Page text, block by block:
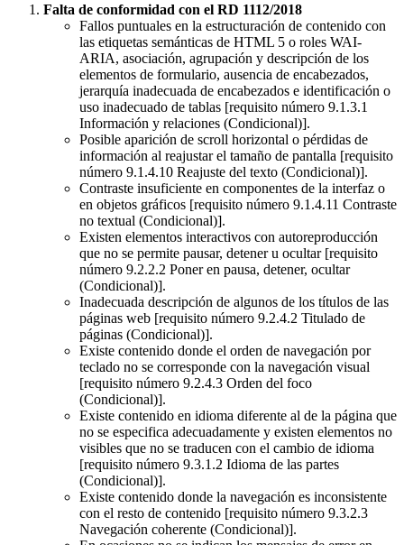
Falta de conformidad con el RD 1112/2018
Fallos puntuales en la estructuración de contenido con
las etiquetas semánticas de HTML 5 o roles WAI-
ARIA, asociación, agrupación y descripción de los
elementos de formulario, ausencia de encabezados,
jerarquía inadecuada de encabezados e identificación o
uso inadecuado de tablas [requisito número 9.1.3.1
Información y relaciones (Condicional)].
Posible aparición de scroll horizontal o pérdidas de
información al reajustar el tamaño de pantalla [requisito
número 9.1.4.10 Reajuste del texto (Condicional)].
Contraste insuficiente en componentes de la interfaz o
en objetos gráficos [requisito número 9.1.4.11 Contraste
no textual (Condicional)].
Existen elementos interactivos con autoreproducción
que no se permite pausar, detener u ocultar [requisito
número 9.2.2.2 Poner en pausa, detener, ocultar
(Condicional)].
Inadecuada descripción de algunos de los títulos de las
páginas web [requisito número 9.2.4.2 Titulado de
páginas (Condicional)].
Existe contenido donde el orden de navegación por
teclado no se corresponde con la navegación visual
[requisito número 9.2.4.3 Orden del foco
(Condicional)].
Existe contenido en idioma diferente al de la página que
no se especifica adecuadamente y existen elementos no
visibles que no se traducen con el cambio de idioma
[requisito número 9.3.1.2 Idioma de las partes
(Condicional)].
Existe contenido donde la navegación es inconsistente
con el resto de contenido [requisito número 9.3.2.3
Navegación coherente (Condicional)].